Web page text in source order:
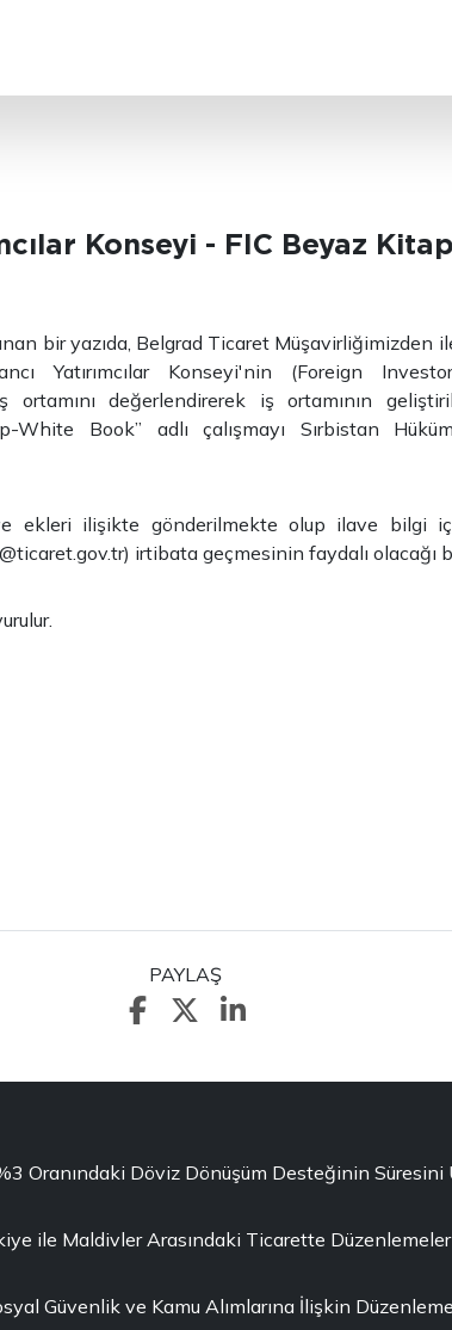
Konseyi - FIC Beyaz Kitap
bir yazıda, Belgrad Ticaret Müşavirliğimizden
Yatırımcılar Konseyi'nin (Foreign
ortamını değerlendirerek iş ortamının
White Book” adlı çalışmayı Sırbistan
ekleri ilişikte gönderilmekte olup ilave bilgi
) irtibata geçmesinin faydalı olacağı
PAYLAŞ
Oranındaki Döviz Dönüşüm Desteğinin Süresini
ile Maldivler Arasındaki Ticarette Düzenlemeler
Güvenlik ve Kamu Alımlarına İlişkin Düzenleme